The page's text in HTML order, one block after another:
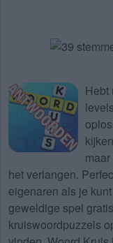
Hebt
levels
het verlangen.
eigenaren als je
geweldige spel
kruiswoordpuzzels